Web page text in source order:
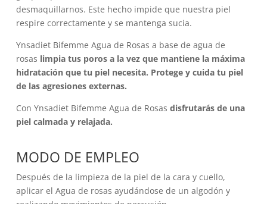
desmaquillarnos. Este hecho impide que nuestra piel
respire correctamente y se mantenga sucia.
Ynsadiet Bifemme Agua de Rosas a base de agua de
rosas limpia tus poros a la vez que mantiene la máxima
hidratación que tu piel necesita. Protege y cuida tu piel
de las agresiones externas.
Con Ynsadiet Bifemme Agua de Rosas disfrutarás de una
piel calmada y relajada.
MODO DE EMPLEO
Después de la limpieza de la piel de la cara y cuello,
aplicar el Agua de rosas ayudándose de un algodón y